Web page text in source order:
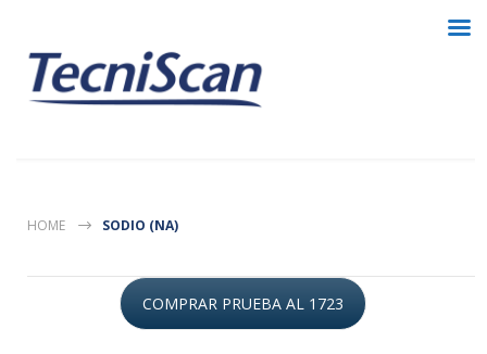
HOME SODIO (NA)
COMPRAR PRUEBA AL 1723